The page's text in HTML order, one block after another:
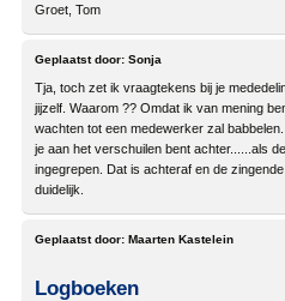
Groet, Tom
Geplaatst door: Sonja
Tja, toch zet ik vraagtekens bij je
jijzelf. Waarom ?? Omdat ik van mening
wachten tot een medewerker zal
je aan het verschuilen bent achter......als
ingegrepen. Dat is achteraf en de
duidelijk.
Geplaatst door: Maarten Kastelein
Logboeken